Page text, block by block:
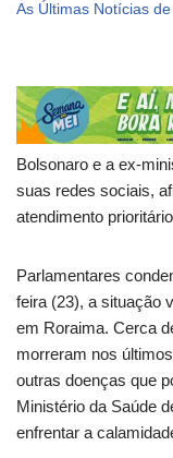
As Últimas Notícias
Bolsonaro e a ex-
suas redes sociais,
atendimento prioritário
Parlamentares
feira (23), a situação
em Roraima. Cerca
morreram nos
outras doenças que
Ministério da Saúde
enfrentar a